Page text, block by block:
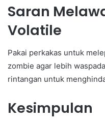
Saran
Volatile
Pakai perkakas untuk
zombie agar lebih
rintangan untuk
Kesimpulan